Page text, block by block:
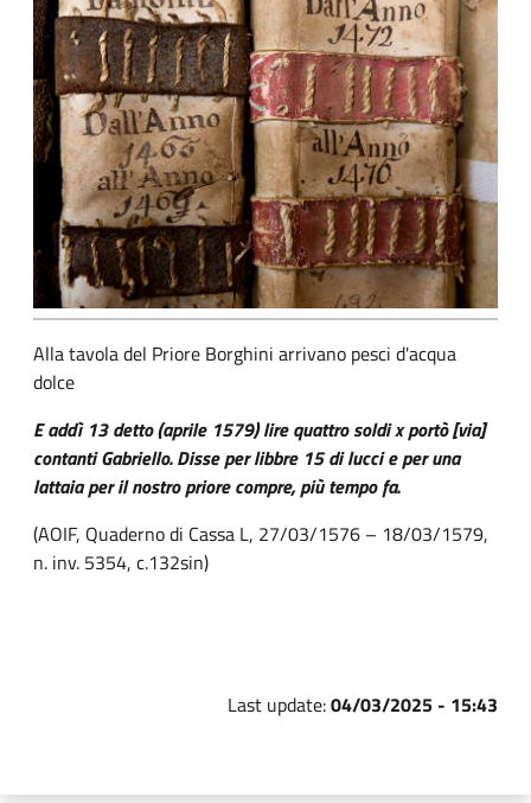
Alla tavola del Priore Borghini arrivano pesci d'acqua
dolce
E addì 13 detto (aprile 1579) lire quattro soldi x portò [via]
contanti Gabriello. Disse per libbre 15 di lucci e per una
lattaia per il nostro priore compre, più tempo fa.
(AOIF, Quaderno di Cassa L, 27/03/1576 – 18/03/1579,
n. inv. 5354, c.132sin)
Last update:04/03/2025 - 15:43